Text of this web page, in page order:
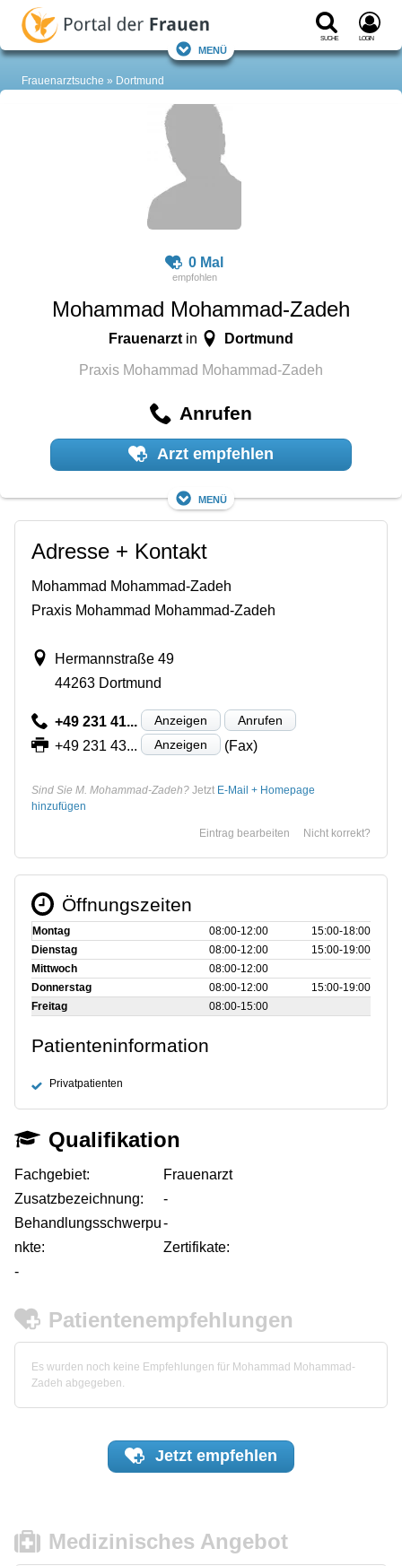
Suche Login
Menü
Frauenarztsuche Dortmund
0 Mal
Mohammad Mohammad-Zadeh
Frauenarzt in Dortmund
Praxis Mohammad Mohammad-Zadeh
Anrufen
Arzt empfehlen
Menü
Adresse + Kontakt
Mohammad Mohammad-Zadeh
Praxis Mohammad Mohammad-Zadeh
Hermannstraße 49
44263 Dortmund
+49 231 41... Anzeigen Anrufen
+49 231 43... Anzeigen (Fax)
Sind Sie M. Mohammad-Zadeh? Jetzt E-Mail + Homepage
hinzufügen
Nicht korrekt?
Eintrag bearbeiten
Öffnungszeiten
Montag 08:00‑12:00
15:00‑18:00
Dienstag
08:00‑12:00
15:00‑19:00
Mittwoch
08:00‑12:00
Donnerstag
08:00‑12:00
15:00‑19:00
Freitag
08:00‑15:00
Patienteninformation
Privatpatienten
Qualifikation
Fachgebiet:
Frauenarzt
Zusatzbezeichnung:
-
Behandlungsschwerpu
nkte:
-
Zertifikate:
-
Patientenempfehlungen
Es wurden noch keine Empfehlungen für Mohammad Mohammad-
Zadeh abgegeben.
Jetzt empfehlen
Medizinisches Angebot